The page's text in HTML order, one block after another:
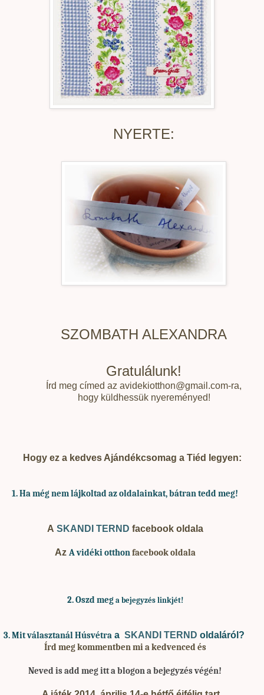
NYERTE:
SZOMBATH ALEXANDRA
Gratulálunk!
Írd meg címed az avidekiotthon@gmail.com-ra,
hogy küldhessük nyereményed!
Hogy ez a kedves Ajándékcsomag a Tiéd legyen:
1. Hamég nem lájkoltad az oldalainkat, bátran tedd meg!
A SKANDI TERND facebook oldala
Az A vidéki otthonfacebook oldala
2. Oszd mega bejegyzés linkjét!
3. Mit választanál Húsvétra a SKANDI TERND oldaláról?
Írd meg kommentben mi a kedvenced és
Neved is add meg itt a blogon a bejegyzés végén!